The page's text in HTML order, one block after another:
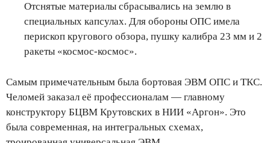
Отснятые материалы сбрасывались на землю в
специальных капсулах. Для обороны ОПС имела
перископ кругового обзора, пушку калибра 23 мм и 2
ракеты «космос-космос».
Самым примечательным была бортовая ЭВМ ОПС и ТКС.
Челомей заказал её профессионалам — главному
конструктору БЦВМ Крутовских в НИИ «Аргон». Это
была современная, на интегральных схемах,